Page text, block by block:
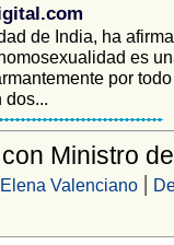
de India, ha
es
por
dos...
Ministro
Elena Valenciano|